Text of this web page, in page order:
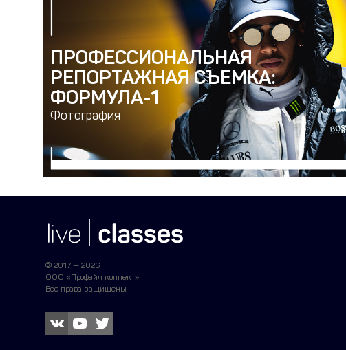
ПРОФЕССИОНАЛЬНАЯ
РЕПОРТАЖНАЯ СЪЕМКА:
ФОРМУЛА-1
Фотография
© 2017 — 2026
ООО «Профайл коннект»
Все права защищены